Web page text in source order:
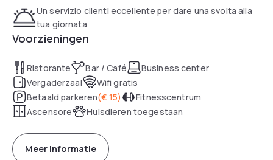
Un servizio clienti eccellente per dare una svolta alla
tua giornata
Voorzieningen
Ristorante Bar / Café
Business center
Vergaderzaal
Wifi gratis
Betaald parkeren(€ 15)
Fitnesscentrum
Ascensore
Huisdieren toegestaan
Meer informatie